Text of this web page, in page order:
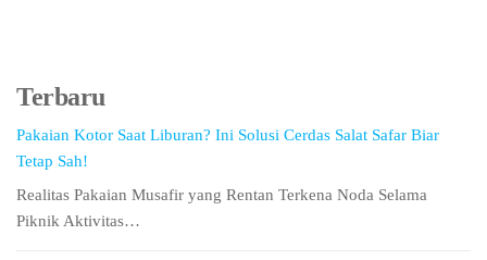
Terbaru
Pakaian Kotor Saat Liburan? Ini Solusi Cerdas Salat Safar Biar
Tetap Sah!
Realitas Pakaian Musafir yang Rentan Terkena Noda Selama
Piknik Aktivitas…